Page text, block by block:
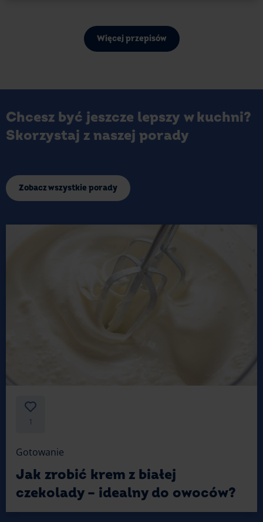
Więcej przepisów
Chcesz być jeszcze lepszy w kuchni?
Skorzystaj z naszej porady
Zobacz wszystkie porady
1
Gotowanie
Jak zrobić krem z białej
czekolady – idealny do owoców?